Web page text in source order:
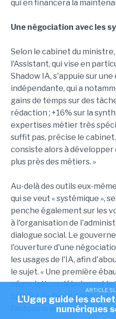
qui en financera la
Une négociation avec les
Selon le cabinet du
l'Assistant, qui vise en
Shadow IA, s'appuie sur
indépendante, qui a
gains de temps sur des
rédaction ; +16% sur la
expertises métier très
suffit pas, précise le
consiste alors à développer
plus près des métiers. »
Au-delà des outils eux-
qui se veut « systémique »,
penche également sur les
à l'organisation de
dialogue social. Le
l'ouverture d'une
les usages de l'IA, afin
le sujet. « Une première
négociations débuteront le
cabinet de David Amiel, qui
l'automne avec les
ARTICLE
L'Ugap guide les
numériques